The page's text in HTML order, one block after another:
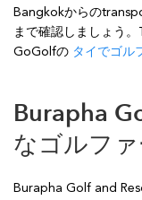
Bangkokからの
まで確認しましょう
GoGolfの タイでゴル
Burapha
なゴルフ
Burapha Golf and